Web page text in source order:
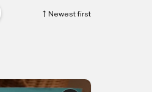
Newest first